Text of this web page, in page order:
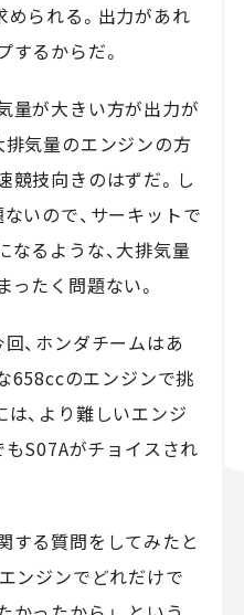
められる。出力があれ
るからだ。
量が大きい方が出力が
排気量のエンジンの方
競技向きのはずだ。し
いので、サーキットで
るような、大排気量
たく問題ない。
、ホンダチームはあ
658ccのエンジンで挑
、より難しいエンジ
もS07Aがチョイスされ
する質問をしてみたと
ンジンでどれだけで